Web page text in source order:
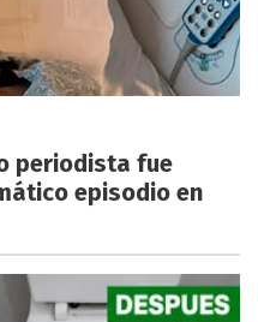
periodista fue
episodio en